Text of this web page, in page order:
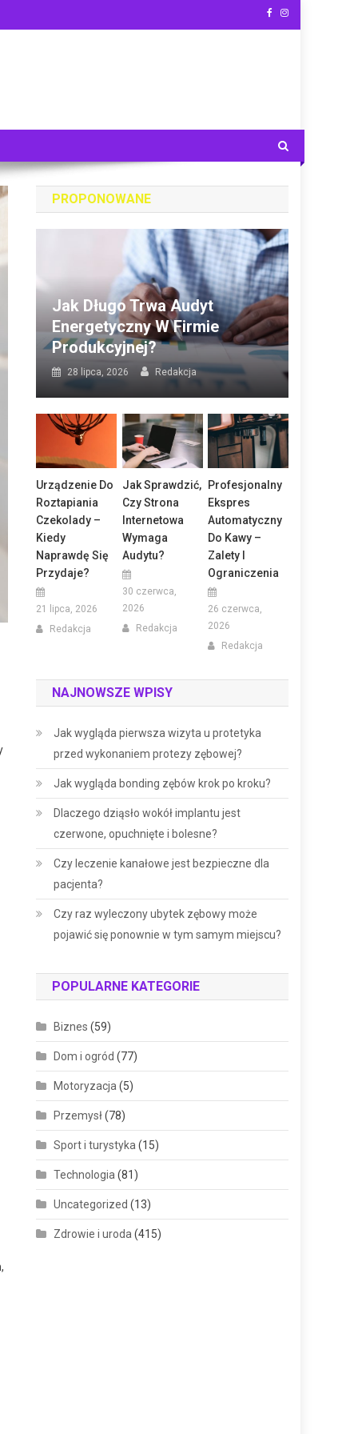
PROPONOWANE
Jak Długo Trwa Audyt
Energetyczny W Firmie
Produkcyjnej?
28 lipca, 2026 Redakcja
Urządzenie Do
Roztapiania
Czekolady –
Kiedy
Naprawdę Się
Przydaje?
21 lipca, 2026
Redakcja
Jak Sprawdzić,
Czy Strona
Internetowa
Wymaga
Audytu?
30 czerwca,
2026
Redakcja
Profesjonalny
Ekspres
Automatyczny
Do Kawy –
Zalety I
Ograniczenia
26 czerwca,
2026
Redakcja
NAJNOWSZE WPISY
Jak wygląda pierwsza wizyta u protetyka
przed wykonaniem protezy zębowej?
Jak wygląda bonding zębów krok po kroku?
Dlaczego dziąsło wokół implantu jest
czerwone, opuchnięte i bolesne?
Czy leczenie kanałowe jest bezpieczne dla
pacjenta?
Czy raz wyleczony ubytek zębowy może
pojawić się ponownie w tym samym miejscu?
POPULARNE KATEGORIE
Biznes (59)
Dom i ogród (77)
Motoryzacja(5)
Przemysł(78)
Sport i turystyka(15)
Technologia(81)
Uncategorized (13)
Zdrowie i uroda(415)